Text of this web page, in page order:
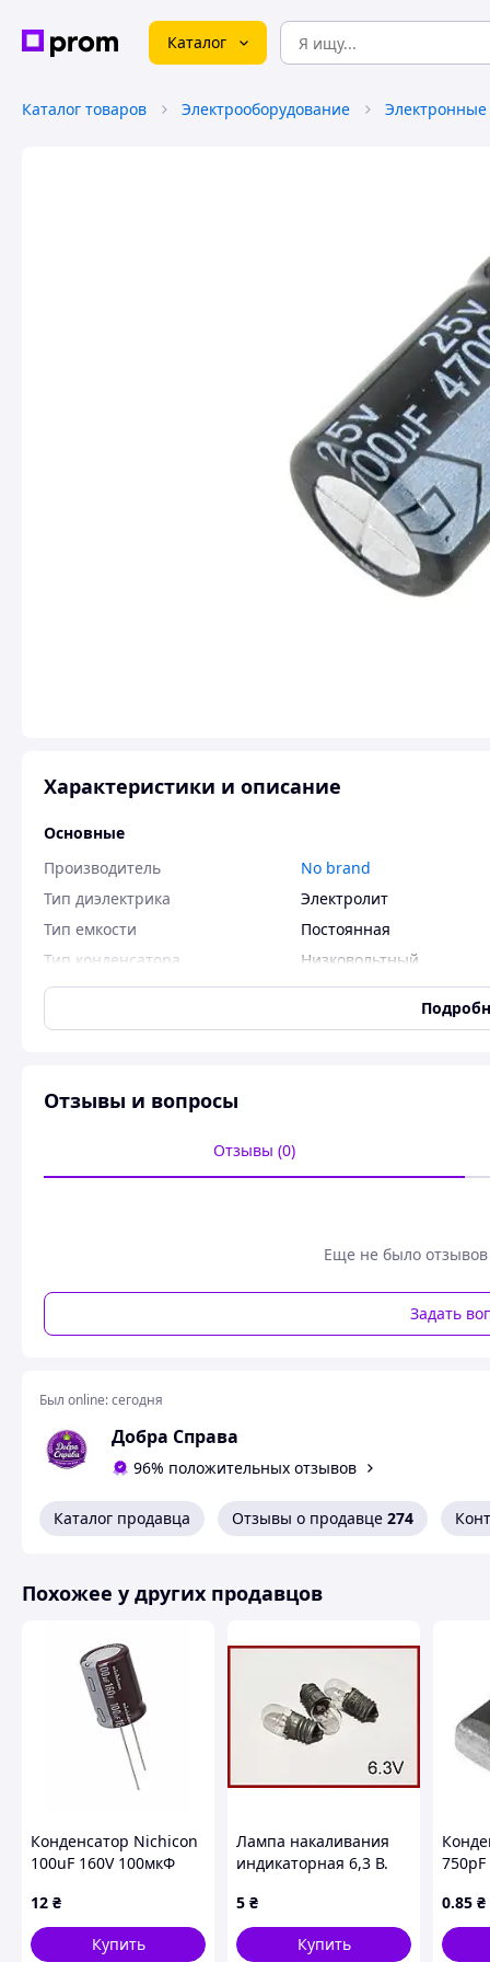
Каталог
Каталог товаров Электрооборудование
Характеристики и описание
Основные
Производитель
No brand
Тип диэлектрика
Электролит
Тип емкости
Постоянная
Тип конденсатора
Низковольтный
Тип корпуса
Металл
Пользовательские характеристики
Длина
Количество в упаковке
Отзывы и вопросы
Отзывы (0)
Еще не было отзывов
Задать
Был online:сегодня
Добра Справа
96% положительных отзывов
Каталог продавца Отзывы о продавце 274
Похожее у других продавцов
Конденсатор Nichicon
100uF 160V 100мкФ
Japan ESR=0
12 ₴
Купить
Лампа накаливания
индикаторная 6,3 В.
5 ₴
Купить
750pF
0.85 ₴